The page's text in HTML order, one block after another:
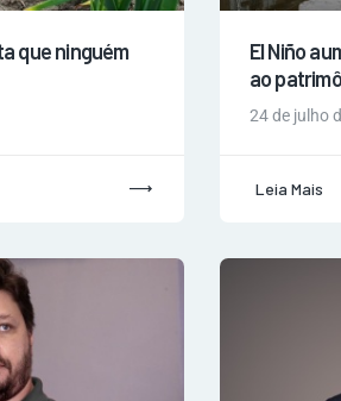
que ninguém
El Niño
ao
24 de julho
Leia Mais